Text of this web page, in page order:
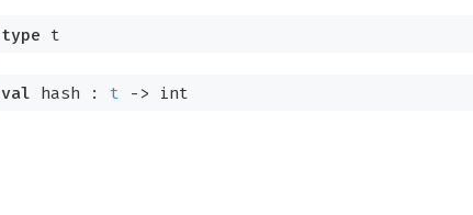
type t
val hash : t -> int